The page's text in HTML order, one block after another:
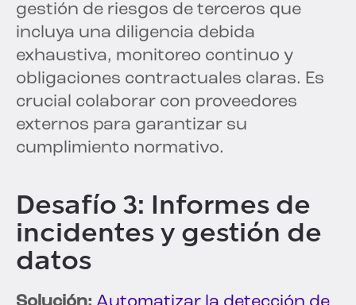
gestión de riesgos de terceros que
incluya una diligencia debida
exhaustiva, monitoreo continuo y
obligaciones contractuales claras. Es
crucial colaborar con proveedores
externos para garantizar su
cumplimiento normativo.
Desafío 3: Informes de
incidentes y gestión de
datos